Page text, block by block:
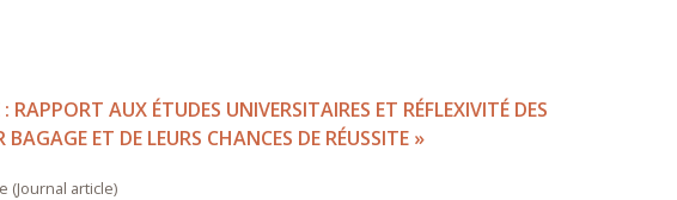
RAPPORT AUX ÉTUDES UNIVERSITAIRES ET RÉFLEXIVITÉ DES
ET DE LEURS CHANCES DE RÉUSSITE »
(Journal article)